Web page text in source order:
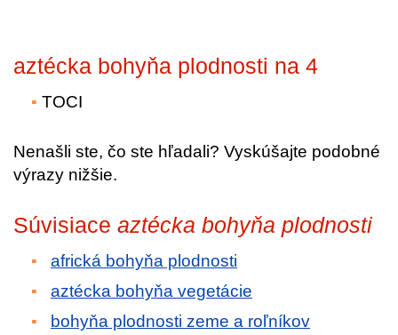
aztécka bohyňa plodnosti na 4
TOCI
Nenašli ste, čo ste hľadali? Vyskúšajte podobné
výrazy nižšie.
Súvisiace aztécka bohyňa plodnosti
africká bohyňa plodnosti
aztécka bohyňa vegetácie
bohyňa plodnosti zeme a roľníkov